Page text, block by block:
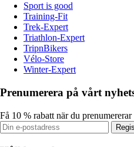
Sport is good
Training-Fit
Trek-Expert
Triathlon-Expert
TripnBikers
Vélo-Store
Winter-Expert
Prenumerera på vårt
Få 10 % rabatt när du